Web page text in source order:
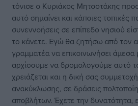
τόνισε ο Κυριάκος Μητσοτάκης
αυτό σημαίνει και κάποιες τοπικές
συνεννοήσεις σε επίπεδο νησιού
το κάνετε. Εγώ θα ζητήσω από τον
γραμματέα να επικοινωνήσει άμεσα
αρχίσουμε να δρομολογούμε αυτό
χρειάζεται και η δική σας
ανακύκλωσης, σε δράσεις
αποβλήτων. Έχετε την δυνατότητα,